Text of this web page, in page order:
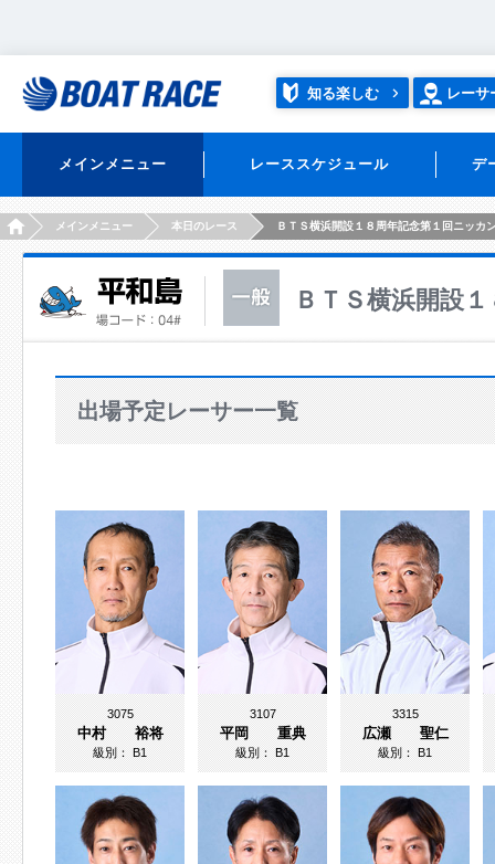
知る楽しむ レーサ
メインメニュー レーススケジュール デ
HOMEメインメニュー 本日のレース ＢＴＳ横浜開設１８周年記念第１回ニッカ
ＢＴＳ横浜開設
出場予定レーサー一覧
3075
中村 裕将
級別：B1
3107
平岡 重典
級別：B1
3315
広瀬 聖仁
級別：B1